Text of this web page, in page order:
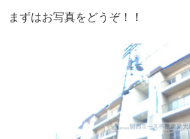
まずはお写真をどうぞ！！